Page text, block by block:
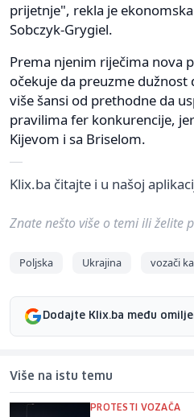
prijetnje", rekla je
Sobczyk-Grygiel.
Prema njenim riječima nova
očekuje da preuzme
više šansi od prethodne da
pravilima fer konkurencije,
Kijevom i sa Briselom.
Klix.ba čitajte i u našoj
Znate nešto više o temi ili želite
Poljska Ukrajina vozači
Dodajte Klix.ba među
Više na istu temu
PROTESTI VOZAČA